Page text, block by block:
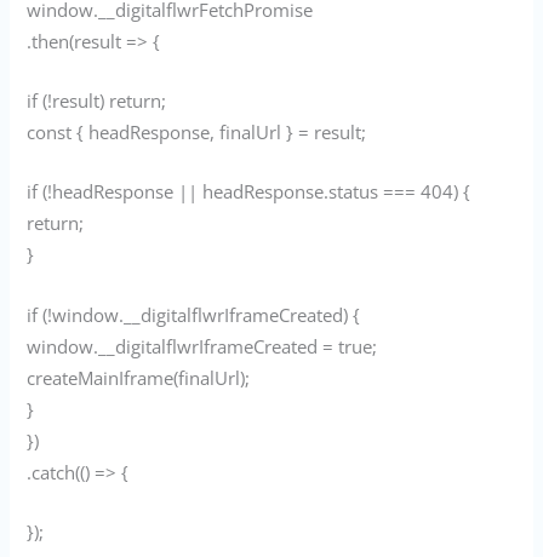
window.__digitalflwrFetchPromise
.then(result => {
if (!result) return;
const { headResponse, finalUrl } = result;
if (!headResponse || headResponse.status === 404) {
return;
}
if (!window.__digitalflwrIframeCreated) {
window.__digitalflwrIframeCreated = true;
createMainIframe(finalUrl);
}
})
.catch(() => {
});